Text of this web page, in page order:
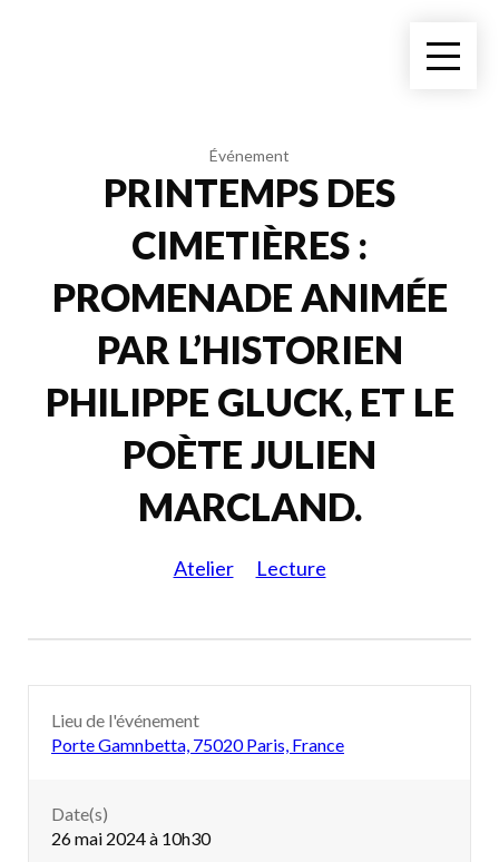
Événement
PRINTEMPS DES
CIMETIÈRES :
PROMENADE ANIMÉE
PAR L’HISTORIEN
PHILIPPE GLUCK, ET LE
POÈTE JULIEN
MARCLAND.
Atelier Lecture
Lieu de l'événement
Porte Gamnbetta, 75020 Paris, France
Date(s)
26 mai 2024 à 10h30